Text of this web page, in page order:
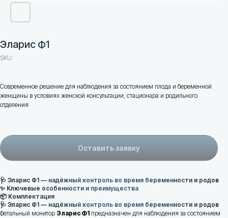
Эларис Ф1
SKU:
Оставить заявку
Современное решение для наблюдения за состоянием плода и беременной
женщины в условиях женской консультации, стационара и родильного
отделения
🩺 Эларис Ф1 — надёжный контроль во время беременности и родов
✨ Ключевые особенности и преимущества
📦 Комплектация
🩺 Эларис Ф1 — надёжный контроль во время беременности и родов
Фетальный монитор Эларис Ф1 предназначен для наблюдения за состоянием